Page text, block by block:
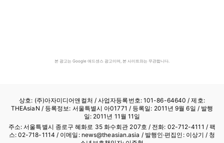
본 광고는 Google 애드센스 광고이며, 본 사이트와는 무관합니다.
상호: (주)아자미디어앤컬처 /사업자등록번호: 101-86-64640 / 제호:
THEAsiaN / 등록정보: 서울특별시 아01771 / 등록일: 2011년 9월 6일 / 발행
일: 2011년 11월 11일
주소: 서울특별시 종로구 혜화로 35 화수회관 207호 / 전화: 02-712-4111 / 팩
스: 02-718-1114 / 이메일: news@theasian.asia / 발행인·편집인: 이상기 / 청